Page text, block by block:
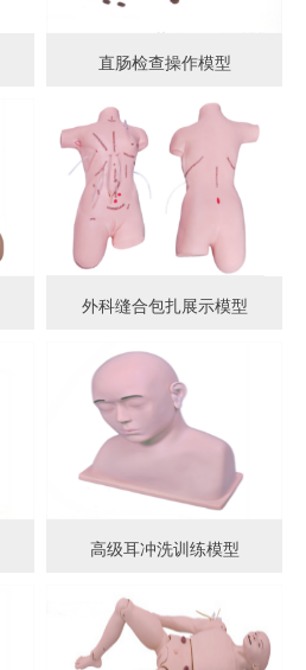
直肠检查操作模型
外科缝合包扎展示模型
高级耳冲洗训练模型